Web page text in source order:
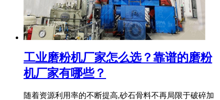
工业磨粉机厂家怎么选？靠谱的磨粉
机厂家有哪些？
随着资源利用率的不断提高,砂石骨料不再局限于破碎加